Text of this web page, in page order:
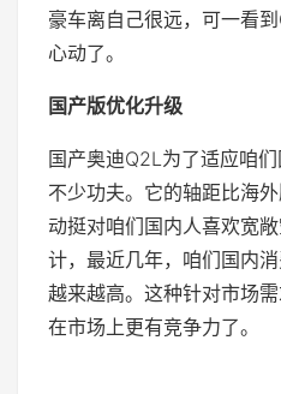
豪车离自己很远，可一看
心动了。
国产版优化升级
国产奥迪Q2L为了适应咱
不少功夫。它的轴距比海
动挺对咱们国内人喜欢宽
计，最近几年，咱们国内
越来越高。这种针对市场
在市场上更有竞争力了。